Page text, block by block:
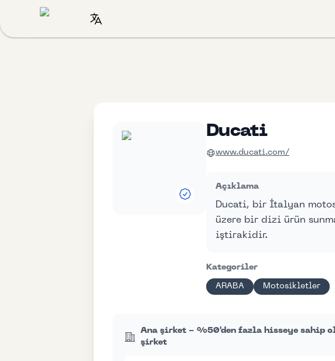
Ducati
www.ducati.com/
Açıklama
Ducati, bir İtalyan
üzere bir dizi ürün
iştirakidir.
Kategoriler
ARABA Motosikletler
Ana şirket - %50'den fazla hisseye sahip
şirket